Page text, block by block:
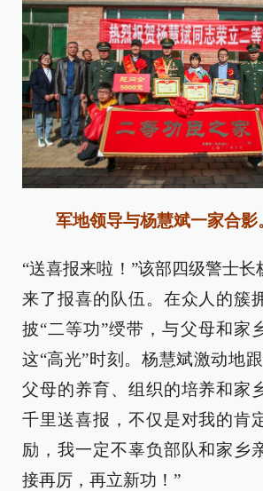
军地领导与杨慧斌一家合影
“送喜报来啦！”该部四级警士长
来了报喜的队伍。在众人的簇
披“二等功”绶带，与父母和家
这“高光”时刻。杨慧斌激动地
父母的养育、组织的培养和家
千里送喜报，不仅是对我的肯
励，我一定不辜负部队和家乡
接再厉，再立新功！”